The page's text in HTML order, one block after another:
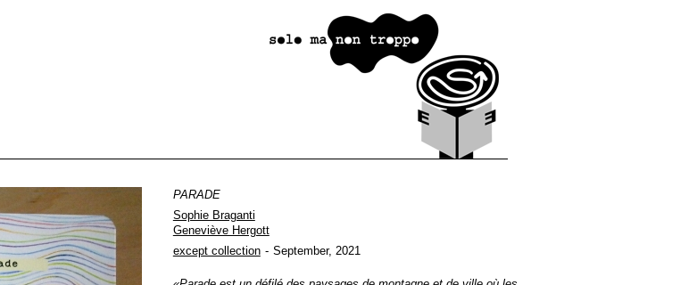
PARADE
Sophie Braganti
Geneviève Hergott
except collection
September, 2021